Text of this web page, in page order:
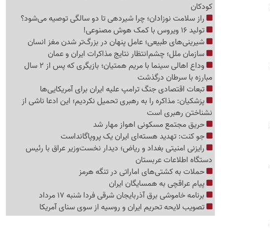
کودکان
راز سلامت نوزادان؛ چرا شیردهی تا دو سالگی توصیه می‌شود؟
تولید 16 ویروس با کمک هوش مصنوعی!
شیرینی‌های طبیعی؛ عامل پنهان در بزرگ‌تر شدن مغز انسان
سازمان ملل؛ چشم‌انتظار نتایج مذاکرات ایران و عمان
وداع اهالی سینما با مریم همتیان؛ بازیگری که پس از 2 سال
مبارزه با سرطان درگذشت
تبعات اقتصادی جنگ ترامپ علیه ایران برای آمریکایی‌ها
پزشکیان: مذاکره را به رهبری تحمیل نکردیم؛ این ادعا ناشی از
نشناختن رهبری است
حریق مجتمع مسکونی اهواز مهار شد
جو کنت: تهدید هسته‌ای ایران یک پروپاگانداست
رایزنی امنیتی بغداد و ریاض؛ دیدار نخست‌وزیر عراق با رئیس
دستگاه اطلاعات عربستان
حملات به کشتی‌های اماراتی در تنگه هرمز
پیام عراقچی به همسایگان ایران
برنامه خاموشی برق آذربایجان شرقی فردا شنبه 17 مرداد
تصویب لایحه تحریم ایران و روسیه از سوی سنای آمریکا